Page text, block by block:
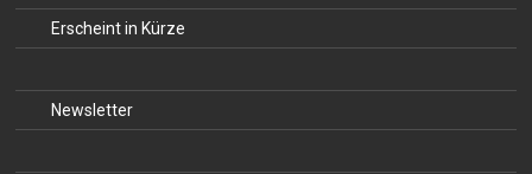
Erscheint in Kürze
Newsletter